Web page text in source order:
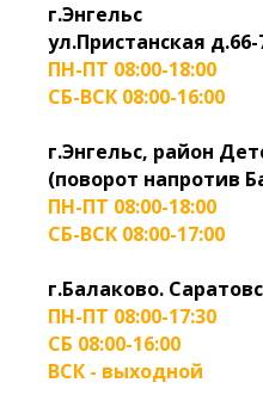
г.Энгельс
ул.Пристанская д.66-
ПН-ПТ 08:00-18:00
СБ-ВСК 08:00-16:00
г.Энгельс, район
(поворот напротив
ПН-ПТ 08:00-18:00
СБ-ВСК 08:00-17:00
г.Балаково.
ПН-ПТ 08:00-17:30
СБ 08:00-16:00
ВСК - выходной